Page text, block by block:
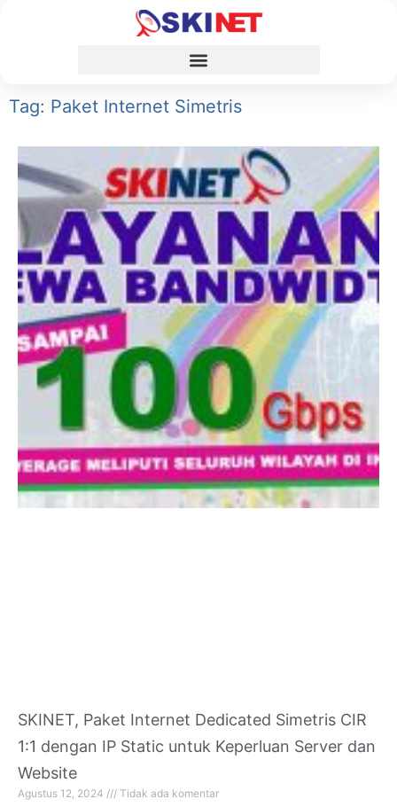
Tag: Paket Internet Simetris
SKINET, Paket Internet Dedicated Simetris CIR
1:1 dengan IP Static untuk Keperluan Server dan
Website
Agustus 12, 2024 Tidak ada komentar